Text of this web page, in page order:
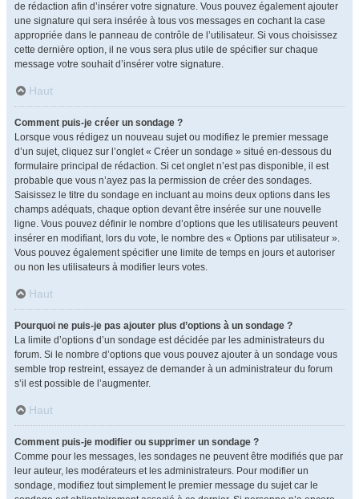
de rédaction afin d’insérer votre signature. Vous pouvez également ajouter
une signature qui sera insérée à tous vos messages en cochant la case
appropriée dans le panneau de contrôle de l’utilisateur. Si vous choisissez
cette dernière option, il ne vous sera plus utile de spécifier sur chaque
message votre souhait d’insérer votre signature.
Haut
Comment puis-je créer un sondage ?
Lorsque vous rédigez un nouveau sujet ou modifiez le premier message
d’un sujet, cliquez sur l’onglet « Créer un sondage » situé en-dessous du
formulaire principal de rédaction. Si cet onglet n’est pas disponible, il est
probable que vous n’ayez pas la permission de créer des sondages.
Saisissez le titre du sondage en incluant au moins deux options dans les
champs adéquats, chaque option devant être insérée sur une nouvelle
ligne. Vous pouvez définir le nombre d’options que les utilisateurs peuvent
insérer en modifiant, lors du vote, le nombre des « Options par utilisateur ».
Vous pouvez également spécifier une limite de temps en jours et autoriser
ou non les utilisateurs à modifier leurs votes.
Haut
Pourquoi ne puis-je pas ajouter plus d’options à un sondage ?
La limite d’options d’un sondage est décidée par les administrateurs du
forum. Si le nombre d’options que vous pouvez ajouter à un sondage vous
semble trop restreint, essayez de demander à un administrateur du forum
s’il est possible de l’augmenter.
Haut
Comment puis-je modifier ou supprimer un sondage ?
Comme pour les messages, les sondages ne peuvent être modifiés que par
leur auteur, les modérateurs et les administrateurs. Pour modifier un
sondage, modifiez tout simplement le premier message du sujet car le